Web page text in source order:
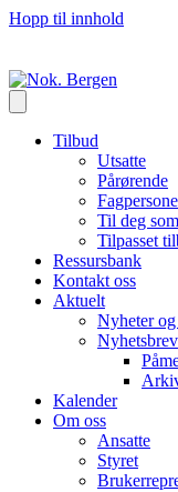
Hopp til innhold
Tilbud
Utsatte
Pårørende
Til deg
Tilpasset
Ressursbank
Kontakt oss
Aktuelt
Nyheter
Nyhetsbrev
Kalender
Om oss
Ansatte
Styret